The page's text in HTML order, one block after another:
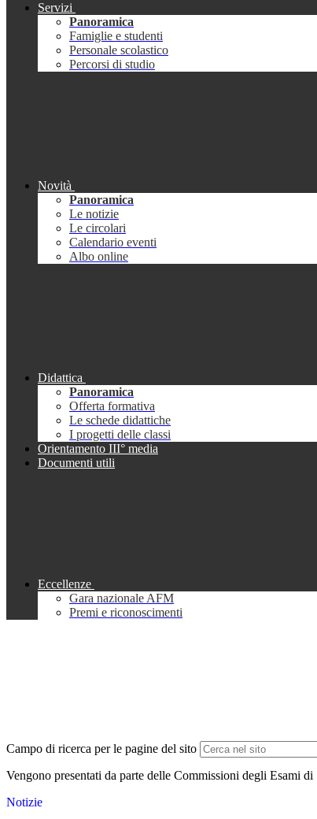
Servizi
Panoramica
Famiglie e studenti
Personale scolastico
Percorsi di studio
Novità
Panoramica
Le notizie
Le circolari
Calendario eventi
Albo online
Didattica
Panoramica
Offerta formativa
Le schede didattiche
I progetti delle classi
Orientamento III° media
Documenti utili
Eccellenze
Gara nazionale AFM
Premi e riconoscimenti
Campo di ricerca per le pagine del sito
Vengono presentati da parte delle Commissioni degli Esami
Notizie